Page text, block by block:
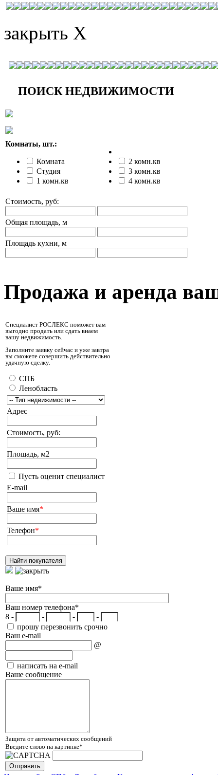
закрыть X
ПОИСК НЕДВИЖИМОСТИ
Комнаты, шт.:
Комната
Студия
1 комн.кв
2 комн.кв
3 комн.кв
4 комн.кв
Стоимость, руб:
Общая площадь, м
Площадь кухни, м
Продажа и аренда
Специалист РОСЛЕКС поможет вам
выгодно продать или сдать внаем
вашу недвижимость.
Заполните заявку сейчас и уже завтра
вы сможете совершить действительно
удачную сделку.
СПБ
Ленобласть
Адрес
Стоимость, руб:
Площадь, м2
Пусть оценит специалист
E-mail
Ваше имя*
Телефон*
Ваше имя*
Ваш номер телефона*
8 -
- -
-
прошу перезвонить срочно
Ваш e-mail
@
написать на e-mail
Ваше сообщение
Защита от автоматических сообщений
Введите слово на картинке*